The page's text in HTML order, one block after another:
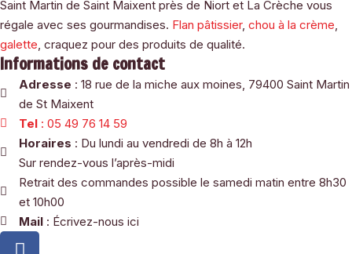
Saint Martin de Saint Maixent près de Niort et La Crèche vous
régale avec ses gourmandises. Flan pâtissier, chou à la crème
galette , craquez pour des produits de qualité.
Informations de contact
Adresse : 18 rue de la miche aux moines, 79400 Saint Martin
de St Maixent
Tel: 05 49 76 14 59
Horaires : Du lundi au vendredi de 8h à 12h
Sur rendez-vous l’après-midi
Retrait des commandes possible le samedi matin entre 8h30
et 10h00
Mail: Écrivez-nous ici